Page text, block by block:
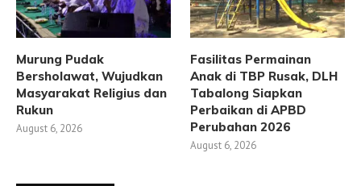
Murung Pudak
Bersholawat, Wujudkan
Masyarakat Religius dan
Rukun
August 6, 2026
Fasilitas Permainan
Anak di TBP Rusak, DLH
Tabalong Siapkan
Perbaikan di APBD
Perubahan 2026
August 6, 2026